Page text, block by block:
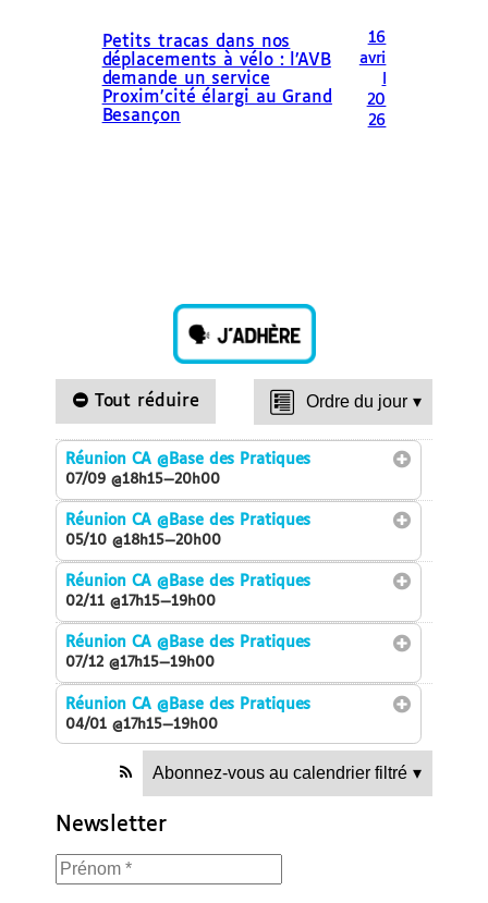
Petits tracas dans nos
déplacements à vélo : l’AVB
demande un service
Proxim’cité élargi au Grand
Besançon
16
avri
20
26
Tout réduire Ordre du jour ▾
Réunion CA@Base des Pratiques
07/09 @18h15—20h00
Réunion CA@Base des Pratiques
05/10 @18h15—20h00
Réunion CA@Base des Pratiques
02/11 @17h15—19h00
Réunion CA@Base des Pratiques
07/12 @17h15—19h00
Réunion CA@Base des Pratiques
04/01 @17h15—19h00
Abonnez-vous au calendrier filtré ▾
Newsletter